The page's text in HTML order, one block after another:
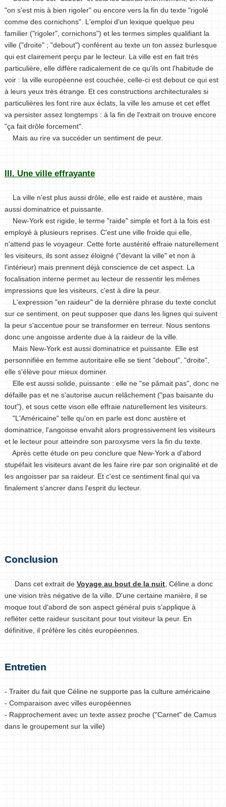
"on s'est mis à bien rigoler" ou encore vers la fin du texte "rigolé
comme des cornichons". L'emploi d'un lexique quelque peu
familier ("rigoler", cornichons") et les termes simples qualifiant la
ville ("droite" ; "debout") confèrent au texte un ton assez burlesque
qui est clairement perçu par le lecteur. La ville est en fait très
particulière, elle diffère radicalement de ce qu'ils ont l'habitude de
voir : la ville européenne est couchée, celle-ci est debout ce qui est
à leurs yeux très étrange. Et ces constructions architecturales si
particulières les font rire aux éclats, la ville les amuse et cet effet
va persister assez longtemps : à la fin de l'extrait on trouve encore
"ça fait drôle forcement".
Mais au rire va succéder un sentiment de peur.
III. Une ville effrayante
La ville n'est plus aussi drôle, elle est raide et austère, mais
aussi dominatrice et puissante.
New-York est rigide, le terme "raide" simple et fort à la fois est
employé à plusieurs reprises. C'est une ville froide qui elle,
n'attend pas le voyageur. Cette forte austérité effraie naturellement
les visiteurs, ils sont assez éloigné ("devant la ville" et non à
l'intérieur) mais prennent déjà conscience de cet aspect. La
focalisation interne permet au lecteur de ressentir les mêmes
impressions que les visiteurs, c'est à dire la peur.
L'expression "en raideur" de la dernière phrase du texte conclut
sur ce sentiment, on peut supposer que dans les lignes qui suivent
la peur s'accentue pour se transformer en terreur. Nous sentons
donc une angoisse ardente due à la raideur de la ville.
Mais New-York est aussi dominatrice et puissante. Elle est
personnifiée en femme autoritaire elle se tient "debout", "droite",
elle s'élève pour mieux dominer.
Elle est aussi solide, puissante : elle ne "se pâmait pas", donc ne
défaille pas et ne s'autorise aucun relâchement ("pas baisante du
tout"), et sous cette vison elle effraie naturellement les visiteurs.
"L'Américaine" telle qu'on en parle est donc austère et
dominatrice, l'angoisse envahit alors progressivement les visiteurs
et le lecteur pour atteindre son paroxysme vers la fin du texte.
Après cette étude on peu conclure que New-York a d'abord
stupéfait les visiteurs avant de les faire rire par son originalité et de
les angoisser par sa raideur. Et c'est ce sentiment final qui va
finalement s'ancrer dans l'esprit du lecteur.
Conclusion
Dans cet extrait de Voyage au bout de la nuit , Céline a donc
une vision très négative de la ville. D'une certaine manière, il se
moque tout d'abord de son aspect général puis s'applique à
refléter cette raideur suscitant pour tout visiteur la peur. En
définitive, il préfère les cités européennes.
Entretien
- Traiter du fait que Céline ne supporte pas la culture américaine
- Comparaison avec villes européennes
- Rapprochement avec un texte assez proche ("Carnet" de Camus
dans le groupement sur la ville)